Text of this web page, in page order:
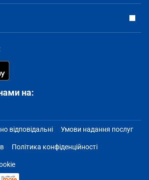
на:
відповідальні Умови надання послуг
Політика конфіденційності